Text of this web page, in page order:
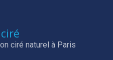
ciré naturel à Paris